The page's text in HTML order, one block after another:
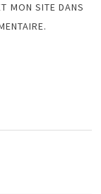
MON SITE DANS